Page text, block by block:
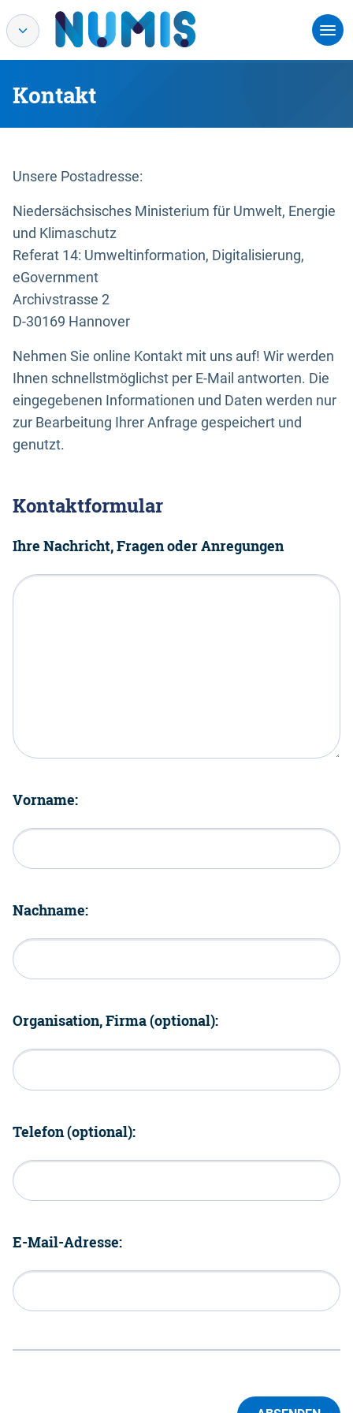
Kontakt
Unsere Postadresse:
Niedersächsisches Ministerium für Umwelt, Energie
und Klimaschutz
Referat 14: Umweltinformation, Digitalisierung,
eGovernment
Archivstrasse 2
D-30169 Hannover
Nehmen Sie online Kontakt mit uns auf! Wir werden
Ihnen schnellstmöglichst per E-Mail antworten. Die
eingegebenen Informationen und Daten werden nur
zur Bearbeitung Ihrer Anfrage gespeichert und
genutzt.
Kontaktformular
Ihre Nachricht, Fragen oder Anregungen
Vorname:
Nachname:
Organisation, Firma (optional):
Telefon (optional):
E-Mail-Adresse: